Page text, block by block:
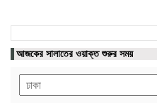
আজকের সালাতের ওয়াক্ত শুরুর সময়